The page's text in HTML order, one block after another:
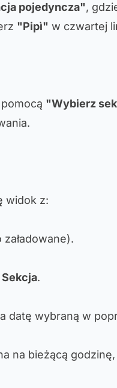
pojedyncza",
"Pipì" w czwartej
"Wybierz
widok z:
załadowane).
Sekcja.
datę wybraną w
na bieżącą